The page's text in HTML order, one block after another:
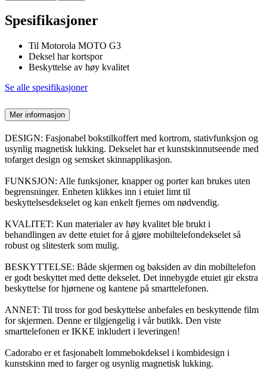
Spesifikasjoner
Til Motorola MOTO G3
Deksel har kortspor
Beskyttelse av høy kvalitet
Se alle spesifikasjoner
Mer informasjon
DESIGN: Fasjonabel bokstilkoffert med kortrom, stativfunksjon og
usynlig magnetisk lukking. Dekselet har et kunstskinnutseende med
tofarget design og semsket skinnapplikasjon.
FUNKSJON: Alle funksjoner, knapper og porter kan brukes uten
begrensninger. Enheten klikkes inn i etuiet limt til
beskyttelsesdekselet og kan enkelt fjernes om nødvendig.
KVALITET: Kun materialer av høy kvalitet ble brukt i
behandlingen av dette etuiet for å gjøre mobiltelefondekselet så
robust og slitesterk som mulig.
BESKYTTELSE: Både skjermen og baksiden av din mobiltelefon
er godt beskyttet med dette dekselet. Det innebygde etuiet gir ekstra
beskyttelse for hjørnene og kantene på smarttelefonen.
ANNET: Til tross for god beskyttelse anbefales en beskyttende film
for skjermen. Denne er tilgjengelig i vår butikk. Den viste
smarttelefonen er IKKE inkludert i leveringen!
Cadorabo er et fasjonabelt lommebokdeksel i kombidesign i
kunstskinn med to farger og usynlig magnetisk lukking.